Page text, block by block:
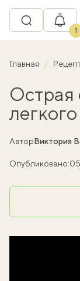
1
Главная
Острая
АвторВиктория
Опубликовано: